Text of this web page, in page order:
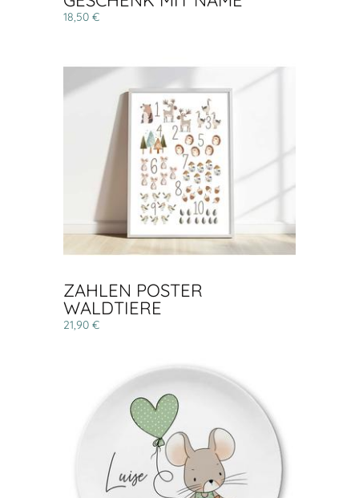
18,50 €
ZAHLEN POSTER
WALDTIERE
21,90 €